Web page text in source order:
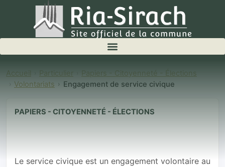
Accueil Particulier
Papiers - Citoyenneté - Élections
Volontariats
Engagement de service civique
PAPIERS - CITOYENNETÉ - ÉLECTIONS
Engagement de
service civique
Le service civique est un engagement volontaire au